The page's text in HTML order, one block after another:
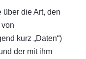
die Art, den
kurz „Daten“)
der mit ihm